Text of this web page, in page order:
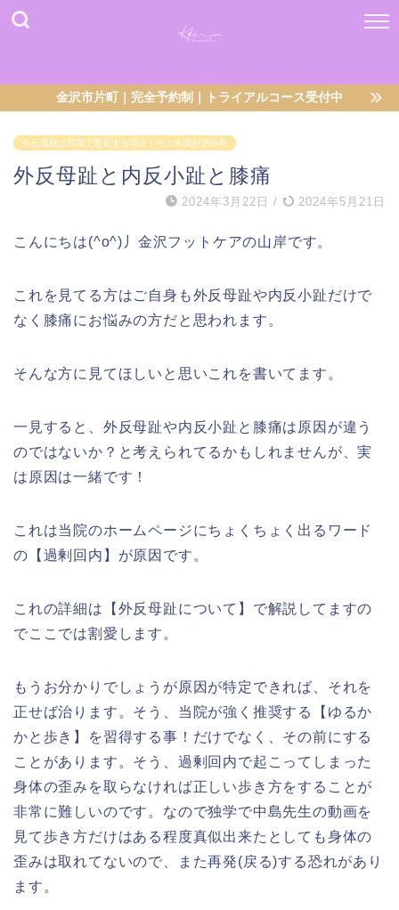
金沢市片町｜完全予約制｜トライアルコース受付中
外反母趾は常識で悪化する理由｜その常識が逆効果
外反母趾と内反小趾と膝痛
2024年3月22日 / 2024年5月21日
こんにちは(^o^)丿金沢フットケアの山岸です。
これを見てる方はご自身も外反母趾や内反小趾だけで
なく膝痛にお悩みの方だと思われます。
そんな方に見てほしいと思いこれを書いてます。
一見すると、外反母趾や内反小趾と膝痛は原因が違う
のではないか？と考えられてるかもしれませんが、実
は原因は一緒です！
これは当院のホームページにちょくちょく出るワード
の【過剰回内】が原因です。
これの詳細は【外反母趾について】で解説してますの
でここでは割愛します。
もうお分かりでしょうが原因が特定できれば、それを
正せば治ります。そう、当院が強く推奨する【ゆるか
かと歩き】を習得する事！だけでなく、その前にする
ことがあります。そう、過剰回内で起こってしまった
身体の歪みを取らなければ正しい歩き方をすることが
非常に難しいのです。なので独学で中島先生の動画を
見て歩き方だけはある程度真似出来たとしても身体の
歪みは取れてないので、また再発(戻る)する恐れがあり
ます。